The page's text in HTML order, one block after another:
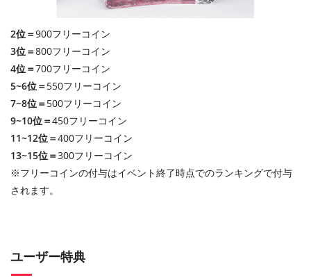
2位＝900フリーコイン
3位＝800フリーコイン
4位＝700フリーコイン
5~6位＝550フリーコイン
7~8位＝500フリーコイン
9~10位＝450フリーコイン
11~12位＝400フリーコイン
13~15位＝300フリーコイン
※フリーコインの付与はイベント終了時点でのランキングで付与
されます。
ユーザー特典